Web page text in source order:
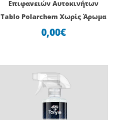
Επιφανειών Αυτοκινήτων
Tablo Polarchem Χωρίς Άρωμα
0,00€